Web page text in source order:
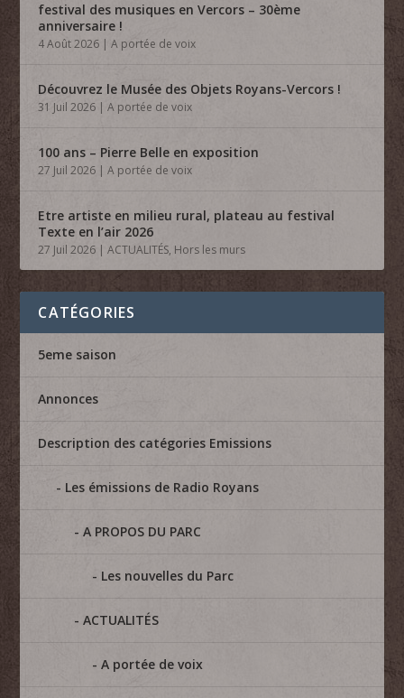
festival des musiques en Vercors – 30ème
anniversaire !
4 Août 2026 |A portée de voix
Découvrez le Musée des Objets Royans-Vercors !
31 Juil 2026 |A portée de voix
100 ans – Pierre Belle en exposition
27 Juil 2026 |A portée de voix
Etre artiste en milieu rural, plateau au festival
Texte en l’air 2026
27 Juil 2026 |ACTUALITÉS, Hors les murs
CATÉGORIES
5eme saison
Annonces
Description des catégories Emissions
Les émissions de Radio Royans
A PROPOS DU PARC
Les nouvelles du Parc
ACTUALITÉS
A portée de voix